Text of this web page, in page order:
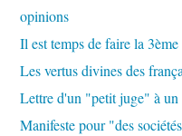
opinions
Il est temps de faire la
Les vertus divines des
Lettre d'un "petit juge" à
Manifeste pour "des